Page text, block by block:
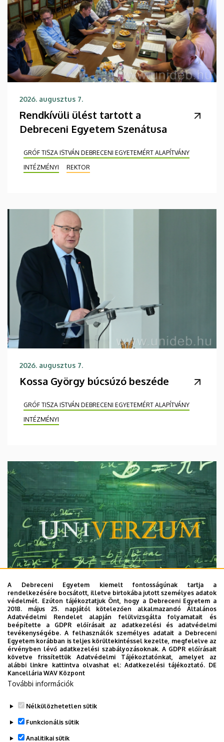
2026. augusztus 7.
Rendkívüli ülést tartott a
Debreceni Egyetem Szenátusa
GRÓF TISZA ISTVÁN DEBRECENI EGYETEMÉRT ALAPÍTVÁNY
INTÉZMÉNYI
REKTOR
2026. augusztus 7.
Kossa György búcsúzó beszéde
GRÓF TISZA ISTVÁN DEBRECENI EGYETEMÉRT ALAPÍTVÁNY
INTÉZMÉNYI
2026. augusztus 7.
Univerzum: A Debreceni Egyetem
titkos receptjei
KUTATÁS TUDOMÁNY
A Debreceni Egyetem kiemelt fontosságúnak tartja a
rendelkezésére bocsátott, illetve birtokába jutott személyes adatok
védelmét. Ezúton tájékoztatjuk Önt, hogy a Debreceni Egyetem a
2018. május 25. napjától kötelezően alkalmazandó Általános
Adatvédelmi Rendelet alapján felülvizsgálta folyamatait és
beépítette a GDPR előírásait az adatkezelési és adatvédelmi
tevékenységébe. A felhasználók személyes adatait a Debreceni
Egyetem korábban is teljes körültekintéssel kezelte, megfelelve az
érvényben lévő adatkezelési szabályozásoknak. A GDPR előírásait
követve frissítettük Adatvédelmi Tájékoztatónkat, amelyet az
alábbi linkre kattintva olvashat el:Adatkezelési tájékoztató. DE
Kancellária WAV Központ
További információk
Nélkülözhetetlen sütik
Funkcionális sütik
Analitikai sütik